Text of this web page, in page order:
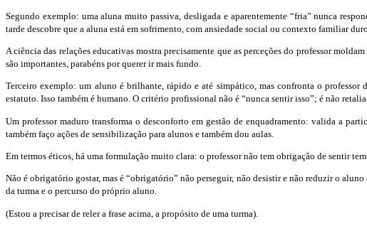
Segundo exemplo: uma aluna muito passiva, desligada e aparentemente “fria” nunca
tarde descobre que a aluna está em sofrimento, com ansiedade social ou contexto familiar
A ciência das relações educativas mostra precisamente que as perceções do professor
são importantes, parabéns por querer ir mais fundo.
Terceiro exemplo: um aluno é brilhante, rápido e até simpático, mas confronta o
estatuto. Isso também é humano. O critério profissional não é “nunca sentir isso”; é não
Um professor maduro transforma o desconforto em gestão de enquadramento: valida a
também faço ações de sensibilização para alunos e também dou aulas.
Em termos éticos, há uma formulação muito clara: o professor não tem obrigação de sentir
Não é obrigatório gostar, mas é “obrigatório” não perseguir, não desistir e não reduzir o
da turma e o percurso do próprio aluno.
(Estou a precisar de reler a frase acima, a propósito de uma turma).